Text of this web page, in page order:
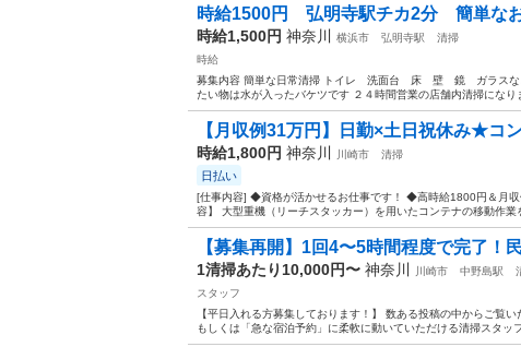
時給1500円 弘明寺駅チカ2分 簡単な
時給1,500円 神奈川 横浜市 弘明寺駅
清掃
時給
募集内容 簡単な日常清掃 トイレ 洗面台 床 壁 鏡 ガラスな
たい物は水が入ったバケツです ２４時間営業の店舗内清掃になり
【月収例31万円】日勤×土日祝休み★コ
時給1,800円 神奈川 川崎市 清掃
日払い
[仕事内容] ◆資格が活かせるお仕事です！ ◆高時給1800円＆月
容】 大型重機（リーチスタッカー）を用いたコンテナの移動作業
【募集再開】1回4〜5時間程度で完了！
1清掃あたり10,000円〜 神奈川 川崎市 中野島駅
スタッフ
【平日入れる方募集しております！】 数ある投稿の中からご覧
もしくは「急な宿泊予約」に柔軟に動いていただける清掃スタッ